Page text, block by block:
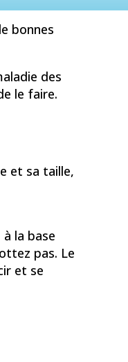
bonnes
des
le faire.
et sa taille,
la base
pas. Le
et se